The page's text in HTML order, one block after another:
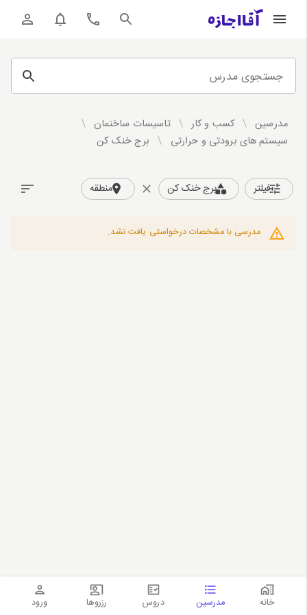
جستجوی مدرس
مدرسین / کسب و کار / تاسیسات ساختمان /
سیستم های برودتی و حرارتی / برج خنک کن
فیلتر برج خنک کن منطقه
مدرسی با مشخصات درخواستی یافت نشد.
خانه مدرسین دروس رزروها ورود